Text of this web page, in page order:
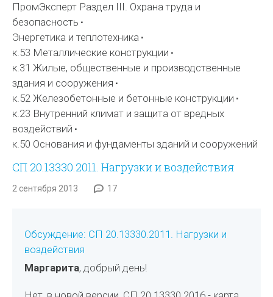
ПромЭксперт Раздел III. Охрана труда и
безопасность
Энергетика и теплотехника
к.53 Металлические конструкции
к.31 Жилые, общественные и производственные
здания и сооружения
к.52 Железобетонные и бетонные конструкции
к.23 Внутренний климат и защита от вредных
воздействий
к.50 Основания и фундаменты зданий и сооружений
СП 20.13330.2011. Нагрузки и воздействия
2 сентября 2013 17
Обсуждение: СП 20.13330.2011. Нагрузки и
воздействия
Маргарита, добрый день!